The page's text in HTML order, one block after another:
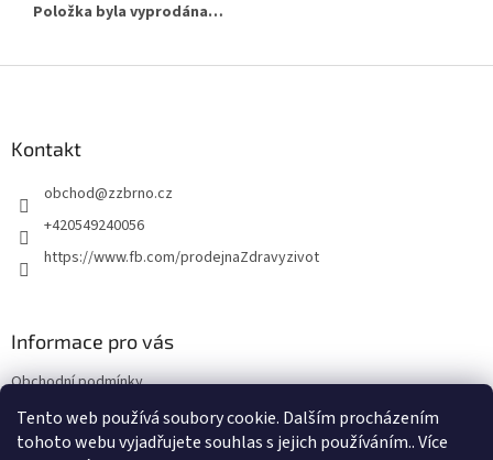
Tento web používá soubory cookie. Dalším procházením
tohoto webu vyjadřujete souhlas s jejich používáním.. Více
Položka byla vyprodána…
Kontakt
obchod@zzbrno.cz
+420549240056
https://www.fb.com/prodejnaZdravyzivot
Informace pro vás
Obchodní podmínky
Podmínky ochrany osobních údajů